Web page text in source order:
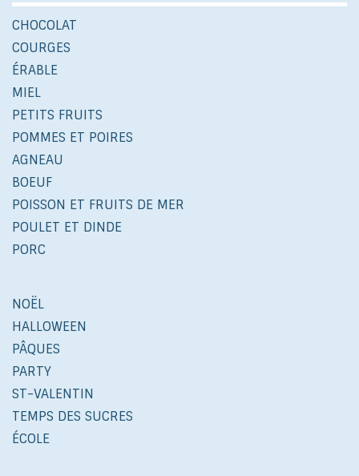
CHOCOLAT
COURGES
ÉRABLE
MIEL
PETITS FRUITS
POMMES ET POIRES
AGNEAU
BOEUF
POISSON ET FRUITS DE MER
POULET ET DINDE
PORC
NOËL
HALLOWEEN
PÂQUES
PARTY
ST-VALENTIN
TEMPS DES SUCRES
ÉCOLE